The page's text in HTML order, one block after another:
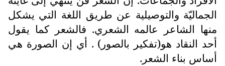
الجماليّة والتوصيلية عن طريق اللغة التي يشكل
منها الشاعر عالمه الشعري. فالشعر كما يقول
أحد النقاد هو(تفكير بالصور) . أي إن الصورة هي
أساس بناء الشعر.